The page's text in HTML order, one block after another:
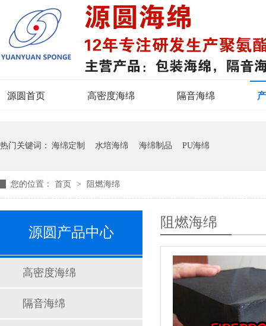
源圆首页 高密度海绵 隔音海绵
热门关键词： 海绵定制 水培海绵 海绵制品 PU海绵
您的位置： 首页 > 阻燃海绵
源圆产品中心
高密度海绵
隔音海绵
阻燃海绵